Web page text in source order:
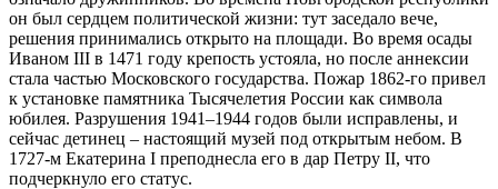
он был сердцем политической жизни: тут заседало вече,
решения принимались открыто на площади. Во время осады
Иваном III в 1471 году крепость устояла, но после аннексии
стала частью Московского государства. Пожар 1862-го привел
к установке памятника Тысячелетия России как символа
юбилея. Разрушения 1941–1944 годов были исправлены, и
сейчас детинец – настоящий музей под открытым небом. В
1727-м Екатерина I преподнесла его в дар Петру II, что
подчеркнуло его статус.